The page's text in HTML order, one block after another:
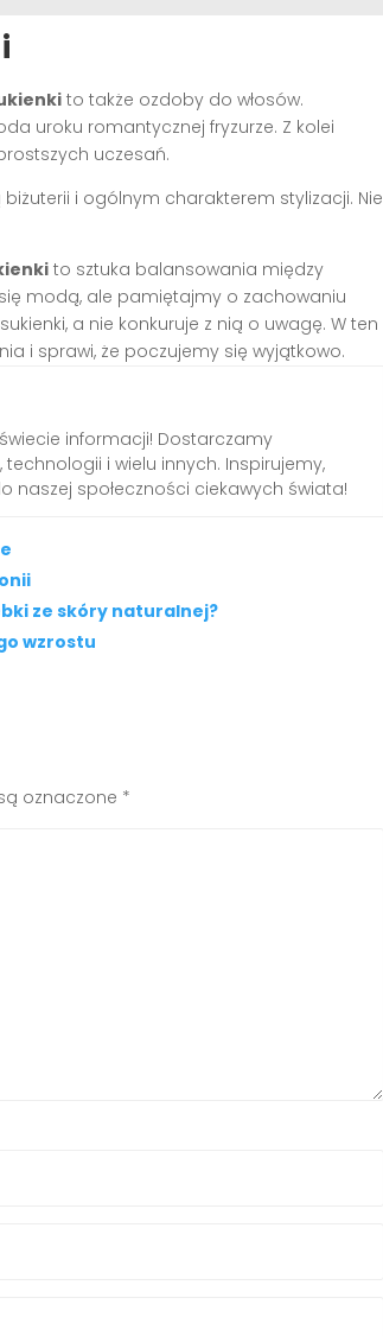
to także ozdoby do włosów.
uroku romantycznej fryzurze. Z kolei
uczesań.
i ogólnym charakterem stylizacji. Nie
to sztuka balansowania między
modą, ale pamiętajmy o zachowaniu
a nie konkuruje z nią o uwagę. W ten
i sprawi, że poczujemy się wyjątkowo.
informacji! Dostarczamy
i wielu innych. Inspirujemy,
naszej społeczności ciekawych świata!
ze skóry naturalnej?
wzrostu
oznaczone *